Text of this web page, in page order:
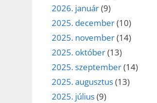
2026. január(9)
2025. december(10)
2025. november(14)
2025. október(13)
2025. szeptember(14)
2025. augusztus(13)
2025. július(9)